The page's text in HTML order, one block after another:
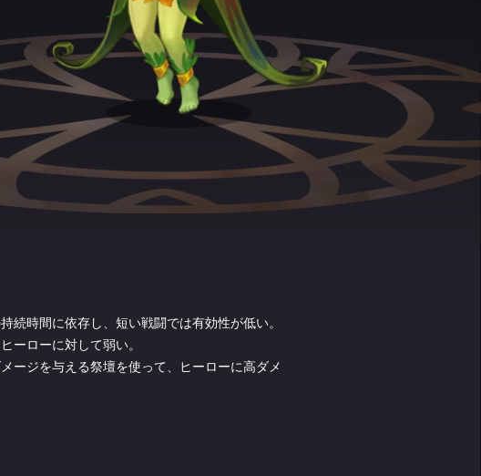
続時間に依存し、短い戦闘では有効性が低い。
ーローに対して弱い。
ージを与える祭壇を使って、ヒーローに高ダメ